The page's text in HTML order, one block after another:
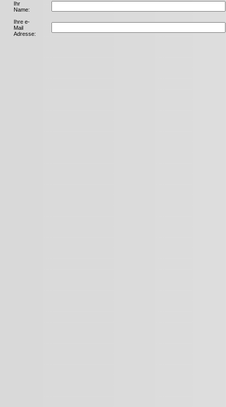
Ihr
Name:
Ihre e-
Mail
Adresse: